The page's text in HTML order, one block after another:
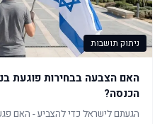
ניתוק תושבות
האם הצבעה בבחירות פוגעת
הכנסה?
הגעתם לישראל כדי להצביע - האם